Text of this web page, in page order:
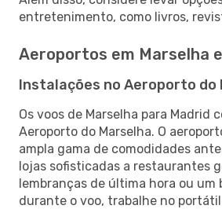
entretenimento, como livros,
Aeroportos em Marselha
Instalações no Aeroporto do
Os voos de Marselha para Madrid
Aeroporto do Marselha. O
ampla gama de comodidades
lojas sofisticadas a restaurantes
lembranças de última hora ou um
durante o voo, trabalhe no portátil